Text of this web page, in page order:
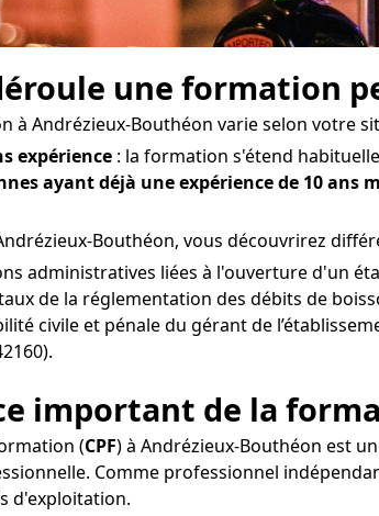
une formation
à Andrézieux-Bouthéon varie selon votre
expérience : la formation s'étend
ayant déjà une expérience de 10 ans
Bouthéon, vous découvrirez
administratives liées à l'ouverture d'un
de la réglementation des débits de
civile et pénale du gérant de
important de la
(CPF) à Andrézieux-Bouthéon est
Comme professionnel
d'exploitation.